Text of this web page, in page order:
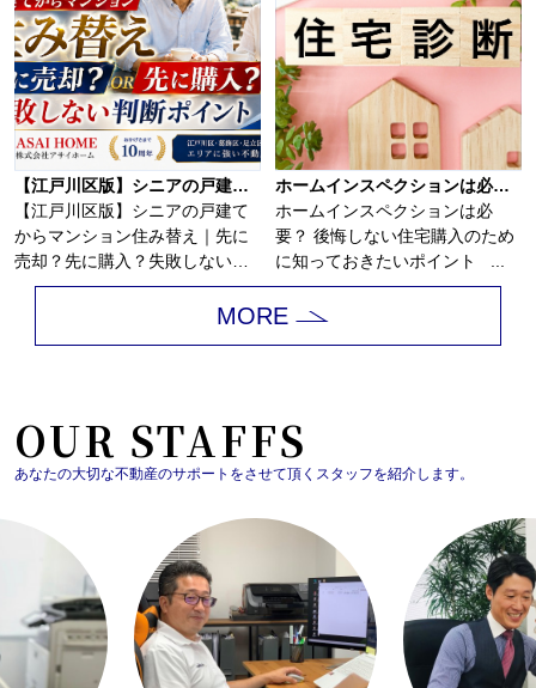
【江戸川区版】シニアの戸建てからマンション住み替え｜先に売却？先に購入？失敗しない判断ポイント！！
【江戸川区版】シニアの戸建て
からマンション住み替え｜先に
売却？先に購入？失敗しない判
断ポイント！戸建...
ホームインスペクションは必要？
ホームインスペクションは必
要？ 後悔しない住宅購入のため
MORE
OUR STAFFS
あなたの大切な不動産のサポートをさせて頂くスタッフを紹介します。